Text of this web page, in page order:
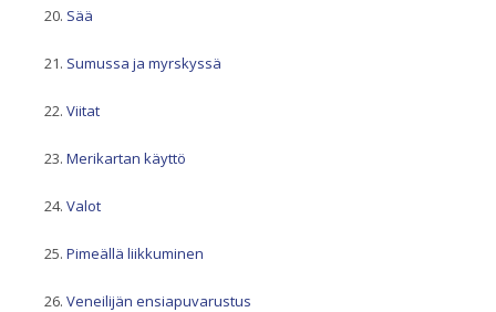
Sää
Sumussa ja myrskyssä
Viitat
Merikartan käyttö
Valot
Pimeällä liikkuminen
Veneilijän ensiapuvarustus